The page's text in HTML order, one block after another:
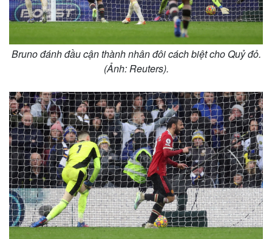
Bruno đánh đầu cận thành nhân đôi cách biệt cho Quỷ đỏ.
(Ảnh: Reuters).